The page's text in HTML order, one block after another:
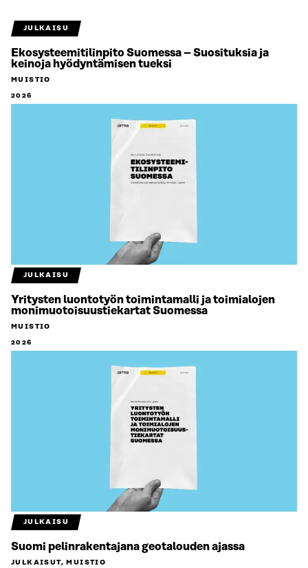
JULKAISU
Ekosysteemitilinpito Suomessa – Suosituksia ja
keinoja hyödyntämisen tueksi
MUISTIO
2026
JULKAISU
Yritysten luontotyön toimintamalli ja toimialojen
monimuotoisuustiekartat Suomessa
MUISTIO
2026
JULKAISU
Suomi pelinrakentajana geotalouden ajassa
JULKAISUT, MUISTIO